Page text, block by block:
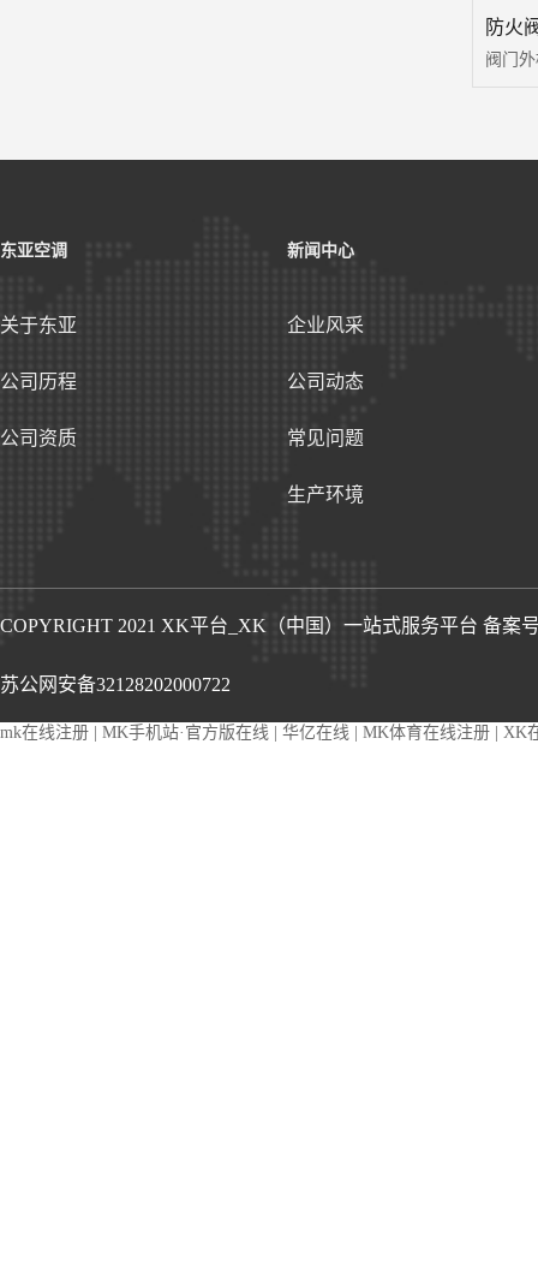
防火
东亚空调
关于东亚
公司历程
公司资质
新闻中心
企业风采
公司动态
常见问题
生产环境
COPYRIGHT 2021 XK平台_XK（中国）一站式服务平台 备案
苏公网安备32128202000722
mk在线注册 | MK手机站·官方版在线 | 华亿在线 | MK体育在线注册 | XK